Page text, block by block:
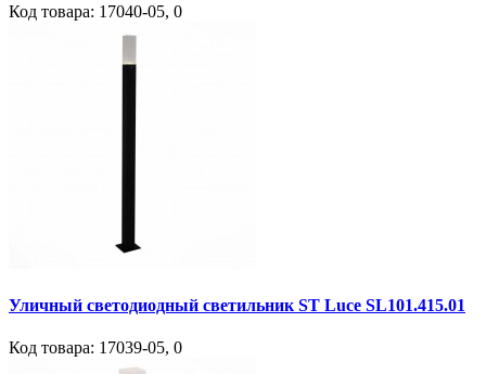
Код товара: 17040-05, 0
Уличный светодиодный светильник ST Luce SL101.415.01
Код товара: 17039-05, 0